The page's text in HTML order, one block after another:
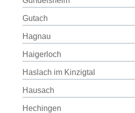
Gutach
Hagnau
Haigerloch
Haslach im Kinzigtal
Hausach
Hechingen